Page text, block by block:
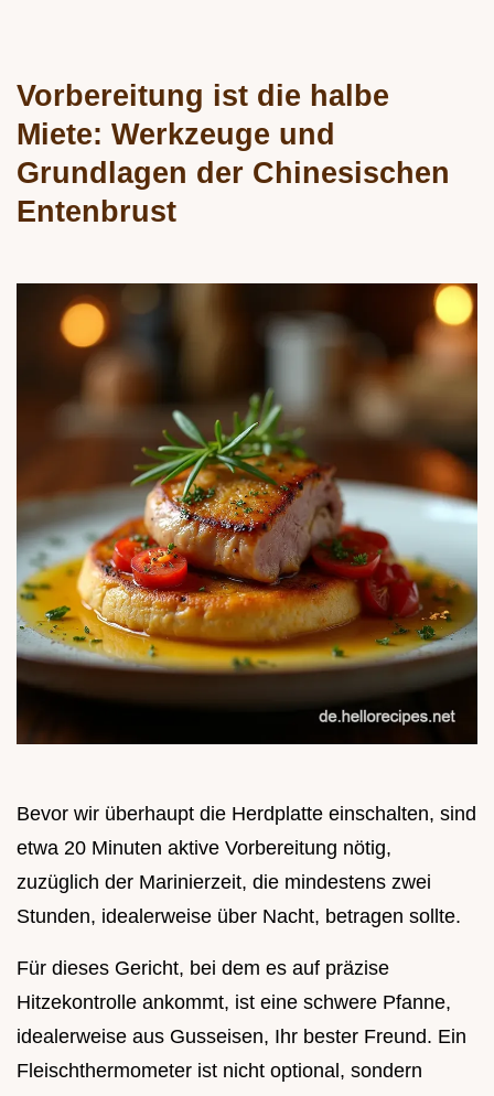
Vorbereitung ist die halbe
Miete: Werkzeuge und
Grundlagen der Chinesischen
Entenbrust
Bevor wir überhaupt die Herdplatte einschalten, sind
etwa 20 Minuten aktive Vorbereitung nötig,
zuzüglich der Marinierzeit, die mindestens zwei
Stunden, idealerweise über Nacht, betragen sollte.
Für dieses Gericht, bei dem es auf präzise
Hitzekontrolle ankommt, ist eine schwere Pfanne,
idealerweise aus Gusseisen, Ihr bester Freund. Ein
Fleischthermometer ist nicht optional, sondern